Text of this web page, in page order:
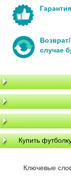
случае
Купить
Ключевые